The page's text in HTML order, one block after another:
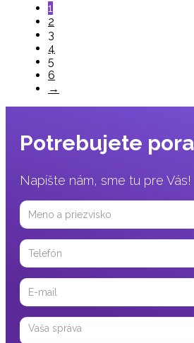
1
2
3
4
5
6
→
Potrebujete
Napíšte nám, sme tu pre Vás!
Meno
a
Telefón
Email
Správa